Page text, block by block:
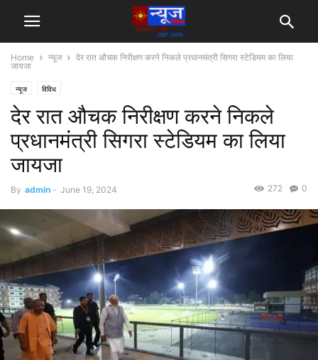
Home न्यूज
देर रात औचक निरीक्षण करने निकले प्रधानमंत्री सिगरा स्टेडियम का लिया
जायजा
न्यूज विविध
देर रात औचक निरीक्षण करने निकले
प्रधानमंत्री सिगरा स्टेडियम का लिया
जायजा
By admin - June 19, 2024 0
272